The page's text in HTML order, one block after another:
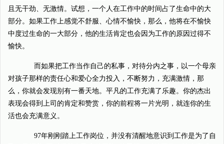
且无干劲、无激情。试想，一个人在工作中的时间占了生命中的大
部分。如果工作上感觉不舒服、心情不愉快，那么，他将在不愉快
中度过生命的一大部分，他的生活肯定也会因为工作的原因过得不
愉快。
而如果把工作当作自己的私事，对待分内之事，以一个母亲
对孩子那样的责任心和爱心全力投入，不断努力，充满激情，那
么，你就会发现别有一番天地。平凡的工作充满了乐趣。你的杰出
表现会得到上司的肯定和赞赏，你的前程将一片光明，就连你的生
活也会充满意义。
97年刚刚踏上工作岗位，并没有清醒地意识到工作是为了自